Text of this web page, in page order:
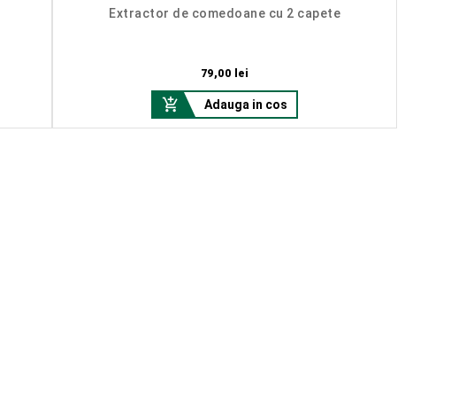
Extractor de comedoane cu 2 capete
79,00 lei
 Adauga in cos